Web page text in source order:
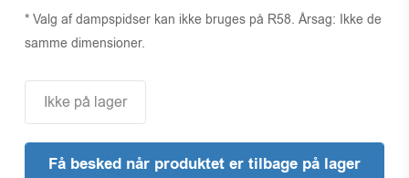
* Valg af dampspidser kan ikke bruges på R58. Årsag: Ikke de
samme dimensioner.
Ikke på lager
Få besked når produktet er tilbage på lager